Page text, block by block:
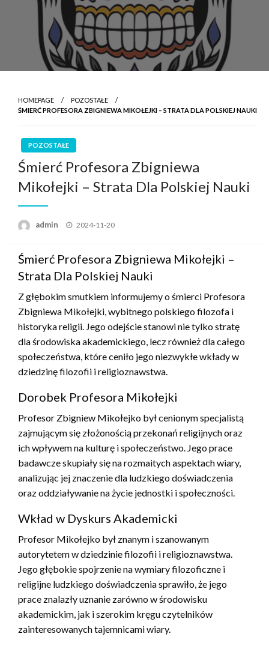
HOMEPAGE
POZOSTAŁE
ŚMIERĆ PROFESORA ZBIGNIEWA MIKOŁEJKI – STRATA DLA POLSKIEJ NAUKI
POZOSTAŁE
Śmierć Profesora Zbigniewa
Mikołejki – Strata Dla Polskiej Nauki
admin
Posted
2024-11-20
Śmierć Profesora Zbigniewa Mikołejki –
Strata Dla Polskiej Nauki
Z głębokim smutkiem informujemy o śmierci Profesora
Zbigniewa Mikołejki, wybitnego polskiego filozofa i
historyka religii. Jego odejście stanowi nie tylko stratę
dla środowiska akademickiego, lecz również dla całego
społeczeństwa, które ceniło jego niezwykłe wkłady w
dziedzinę filozofii i religioznawstwa.
Dorobek Profesora Mikołejki
Profesor Zbigniew Mikołejko był cenionym specjalistą
zajmującym się złożonością przekonań religijnych oraz
ich wpływem na kulturę i społeczeństwo. Jego prace
badawcze skupiały się na rozmaitych aspektach wiary,
analizując jej znaczenie dla ludzkiego doświadczenia
oraz oddziaływanie na życie jednostki i społeczności.
Wkład w Dyskurs Akademicki
Profesor Mikołejko był znanym i szanowanym
autorytetem w dziedzinie filozofii i religioznawstwa.
Jego głębokie spojrzenie na wymiary filozoficzne i
religijne ludzkiego doświadczenia sprawiło, że jego
prace znalazły uznanie zarówno w środowisku
akademickim, jak i szerokim kręgu czytelników
zainteresowanych tajemnicami wiary.